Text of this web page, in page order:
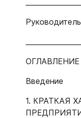
ОГЛАВЛЕНИЕ
Введение
1. КРАТКАЯ